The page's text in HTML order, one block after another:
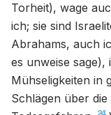
Torheit), wage
ich; sie sind
Abrahams, auch
es unweise
Mühseligkeiten in
Schlägen über